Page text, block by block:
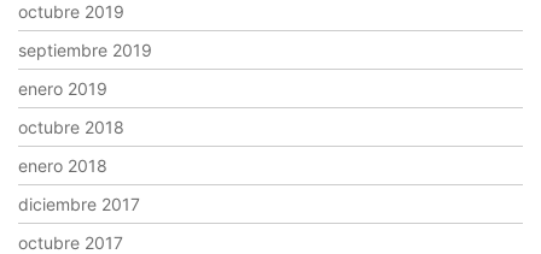
octubre 2019
septiembre 2019
enero 2019
octubre 2018
enero 2018
diciembre 2017
octubre 2017